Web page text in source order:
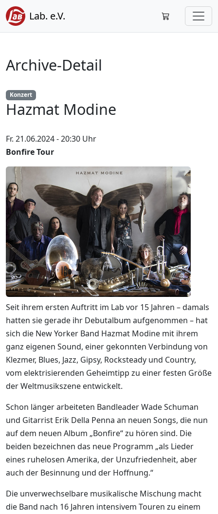
Lab. e.V.
Archive-Detail
Konzert
Hazmat Modine
Fr. 21.06.2024 - 20:30 Uhr
Bonfire Tour
Seit ihrem ersten Auftritt im Lab vor 15 Jahren – damals
hatten sie gerade ihr Debutalbum aufgenommen – hat
sich die New Yorker Band Hazmat Modine mit ihrem
ganz eigenen Sound, einer gekonnten Verbindung von
Klezmer, Blues, Jazz, Gipsy, Rocksteady und Country,
vom elektrisierenden Geheimtipp zu einer festen Größe
der Weltmusikszene entwickelt.
Schon länger arbeiteten Bandleader Wade Schuman
und Gitarrist Erik Della Penna an neuen Songs, die nun
auf dem neuen Album „Bonfire“ zu hören sind. Die
beiden bezeichnen das neue Programm „als Lieder
eines ruhelosen Amerika, der Unzufriedenheit, aber
auch der Besinnung und der Hoffnung.“
Die unverwechselbare musikalische Mischung macht
die Band nach 16 Jahren intensivem Touren zu einem